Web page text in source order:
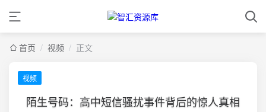
首页 / 视频 / 正文
视频
陌生号码：高中短信骚扰事件背后的惊人真相